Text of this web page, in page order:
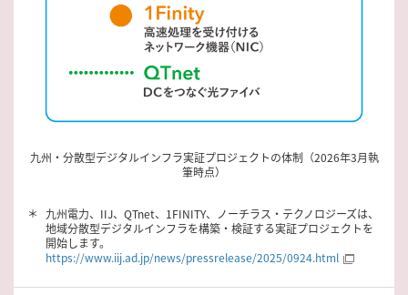
九州・分散型デジタルインフラ実証プロジェクトの体制（2026年3月執
筆時点）
＊
九州電力、IIJ、QTnet、1FINITY、ノーチラス・テクノロジーズは、
地域分散型デジタルインフラを構築・検証する実証プロジェクトを
開始します。
https://www.iij.ad.jp/news/pressrelease/2025/0924.html